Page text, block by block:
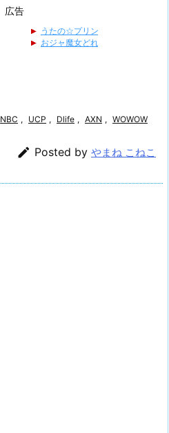
広告
NBC , UCP , Dlife , AXN , WOWOW
 Posted by やまね こねこ